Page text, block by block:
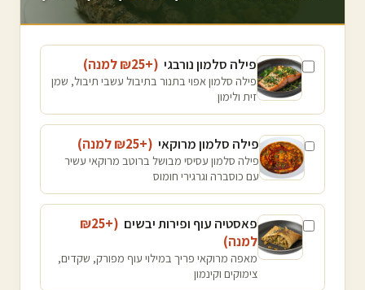
פילה סלמון נורבגי (+₪
25 למנה)
פילה סלמון אפוי בתנור בתיבול עשבי תיבול, שמן
זית ולימון
פילה סלמון מרוקאי (+₪
25 למנה)
פילה סלמון עסיסי מבושל ברוטב מרוקאי עשיר
עם כוסברה וגרגירי חומוס
פאסטיה עוף ופירות יבשים (+₪
25
למנה)
מאפה מרוקאי פריך במילוי עוף מפורק, שקדים,
צימוקים וקינמון